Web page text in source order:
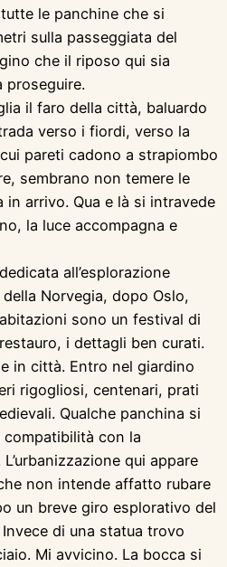
le panchine che si
sulla passeggiata del
che il riposo qui sia
proseguire.
il faro della città, baluardo
verso i fiordi, verso la
pareti cadono a strapiombo
sembrano non temere le
arrivo. Qua e là si intravede
la luce accompagna e
all’esplorazione
Norvegia, dopo Oslo,
sono un festival di
i dettagli ben curati.
in città. Entro nel giardino
rigogliosi, centenari, prati
Qualche panchina si
compatibilità con la
qui appare
non intende affatto rubare
un breve giro esplorativo del
di una statua trovo
Mi avvicino. La bocca si